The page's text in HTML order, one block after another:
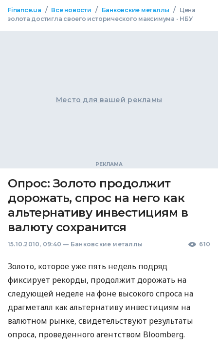
Finance.ua / Все новости / Банковские металлы /
Цена
золота достигла своего исторического максимума - НБУ
Место для вашей рекламы
Опрос: Золото продолжит
дорожать, спрос на него как
альтернативу инвестициям в
валюту сохранится
15.10.2010, 09:40 — Банковские металлы 610
Золото, которое уже пять недель подряд
фиксирует рекорды, продолжит дорожать на
следующей неделе на фоне высокого спроса на
драгметалл как альтернативу инвестициям на
валютном рынке, свидетельствуют результаты
опроса, проведенного агентством Bloomberg.